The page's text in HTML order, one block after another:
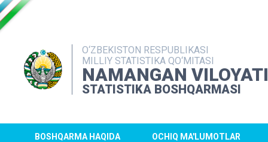
O‘ZBEKISTON RESPUBLIKASI
MILLIY STATISTIKA QO‘MITASI
NAMANGAN VILOYATI
STATISTIKA BOSHQARMASI
BOSHQARMA HAQIDA OCHIQ MA'LUMOTLAR